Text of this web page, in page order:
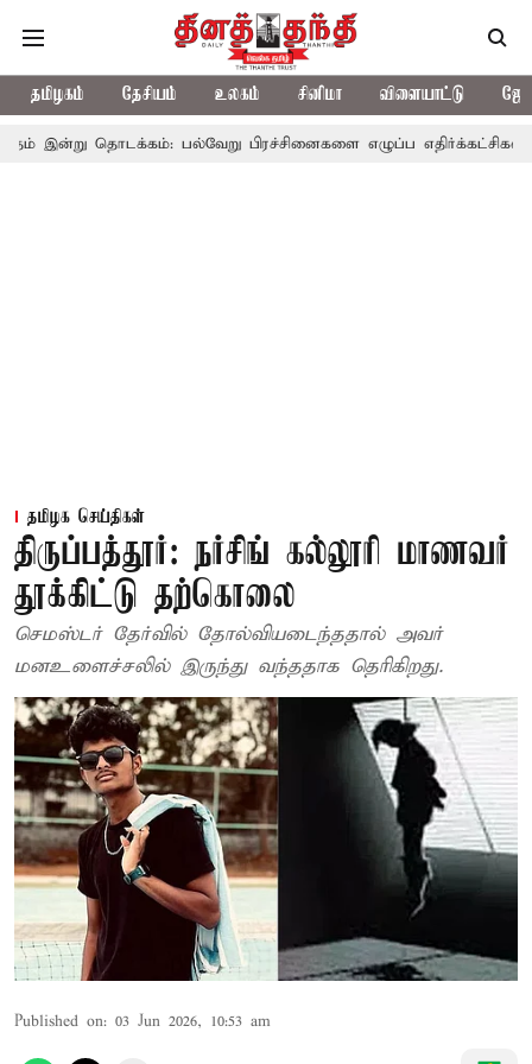
தமிழகம் தேசியம் உலகம் சினிமா விளையாட்டு
பல்வேறு பிரச்சினைகளை எழுப்ப எதிர்க்கட்சிகள் திட்டம்
தமிழக செய்திகள்
திருப்பத்தூர்: நர்சிங் கல்லூரி மாணவர்
தூக்கிட்டு தற்கொலை
செமஸ்டர் தேர்வில் தோல்வியடைந்ததால் அவர்
மனஉளைச்சலில் இருந்து வந்ததாக தெரிகிறது.
Published on: 03 Jun 2026, 10:53 am